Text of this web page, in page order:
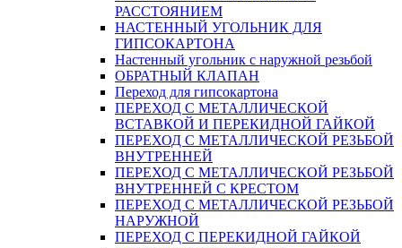
РАССТОЯНИЕМ
НАСТЕННЫЙ УГОЛЬНИК ДЛЯ
ГИПСОКАРТОНА
Настенный угольник с наружной резьбой
ОБРАТНЫЙ КЛАПАН
Переход для гипсокартона
ПЕРЕХОД С МЕТАЛЛИЧЕСКОЙ
ВСТАВКОЙ И ПЕРЕКИДНОЙ ГАЙКОЙ
ПЕРЕХОД С МЕТАЛЛИЧЕСКОЙ РЕЗЬБОЙ
ВНУТРЕННЕЙ
ПЕРЕХОД С МЕТАЛЛИЧЕСКОЙ РЕЗЬБОЙ
ВНУТРЕННЕЙ С КРЕСТОМ
ПЕРЕХОД С МЕТАЛЛИЧЕСКОЙ РЕЗЬБОЙ
НАРУЖНОЙ
ПЕРЕХОД С ПЕРЕКИДНОЙ ГАЙКОЙ